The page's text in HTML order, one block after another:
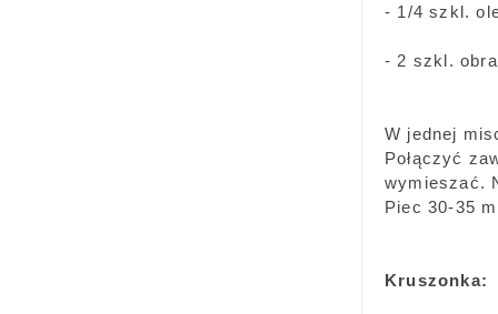
- 1/4 szkl.
- 2 szkl.
W jednej
Połączyć
wymieszać.
Piec 30-35
Kruszonka: